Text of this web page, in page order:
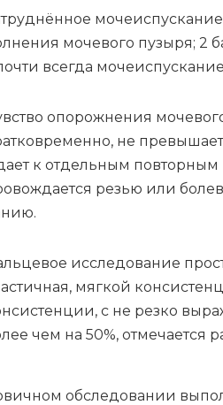
мо­че­во­го пу­зы­ря; 2
все­гда
опо­рож­не­ния
не
к от­дель­ным по­втор­ным
ре­зью или
ис­сле­до­ва­ние
мяг­кой
с не рез­ко
чем на 50%, от­ме­ча­ет­ся
об­сле­до­ва­нии